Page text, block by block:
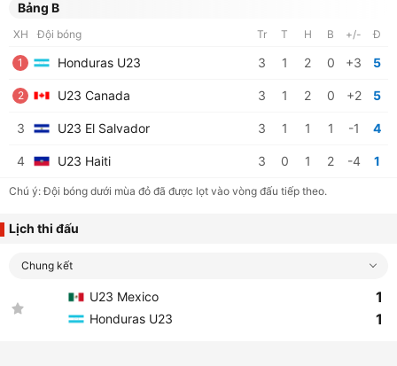
Bảng B
XH Đội bóng Tr T H B +/- Đ
1 Honduras U23 3 1 2 0 +3 5
2 U23 Canada 3 1 2 0 +2 5
3 U23 El Salvador 3 1 1 1 -1 4
4 U23 Haiti 3 0 1 2 -4 1
Chú ý: Đội bóng dưới mùa đỏ đã được lọt vào vòng đấu tiếp theo.
Lịch thi đấu
Chung kết
U23 Mexico
Honduras U23
1
1